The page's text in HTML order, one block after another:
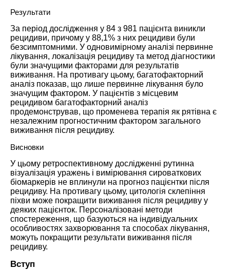
Результати
За період дослідження у 84 з 981 пацієнта виникли
рецидиви, причому у 88,1% з них рецидиви були
безсимптомними. У одновимірному аналізі первинне
лікування, локалізація рецидиву та метод діагностики
були значущими факторами для результатів
виживання. На противагу цьому, багатофакторний
аналіз показав, що лише первинне лікування було
значущим фактором. У пацієнтів з місцевим
рецидивом багатофакторний аналіз
продемонстрував, що променева терапія як рятівна є
незалежним прогностичним фактором загального
виживання після рецидиву.
Висновки
У цьому ретроспективному дослідженні рутинна
візуалізація уражень і вимірювання сироваткових
біомаркерів не вплинули на прогноз пацієнтки після
рецидиву. На противагу цьому, цитологія склепіння
піхви може покращити виживання після рецидиву у
деяких пацієнток. Персоналізовані методи
спостереження, що базуються на індивідуальних
особливостях захворювання та способах лікування,
можуть покращити результати виживання після
рецидиву.
Вступ